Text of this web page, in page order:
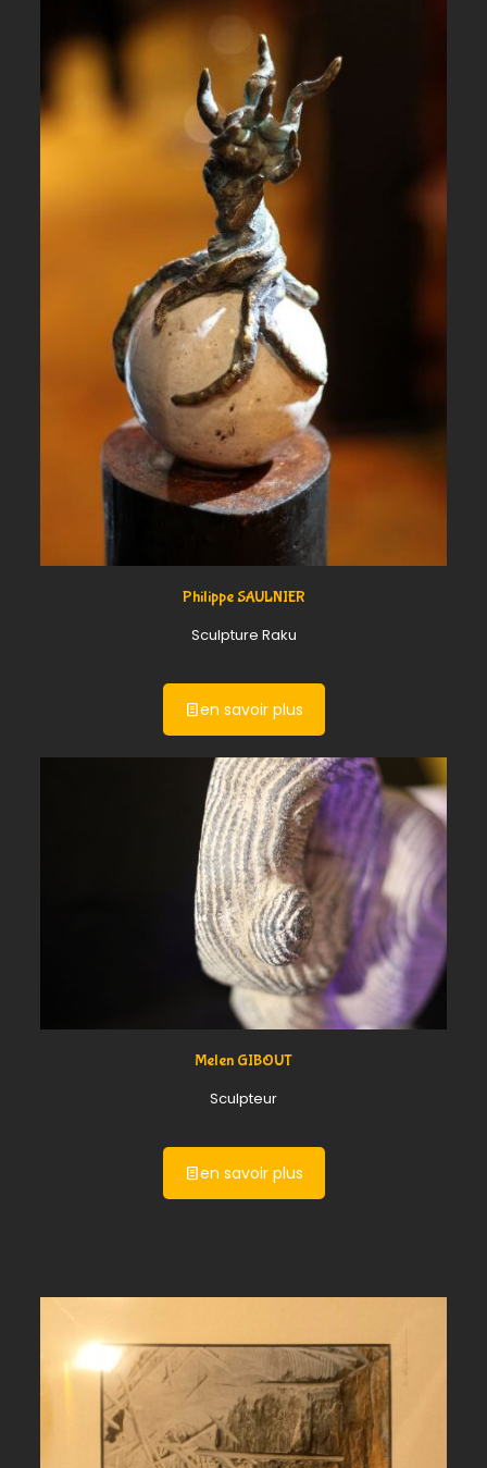
Philippe SAULNIER
Sculpture Raku
en savoir plus
Melen GIBOUT
Sculpteur
en savoir plus